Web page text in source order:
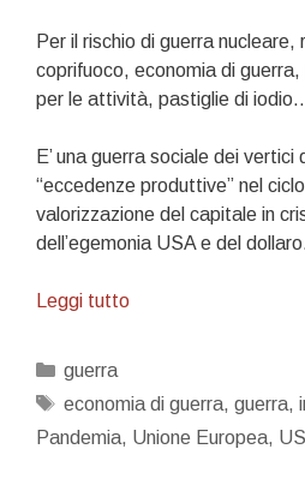
Per il rischio di guerra nucleare,
coprifuoco, economia di
per le attività, pastiglie di
E’ una guerra sociale dei
“eccedenze produttive” nel
valorizzazione del capitale in
dell’egemonia USA e del
Leggi tuttoCi
nel
continente
Categorie
guerra
Tag
economia di guerra, guerra,
Pandemia, Unione Europea,